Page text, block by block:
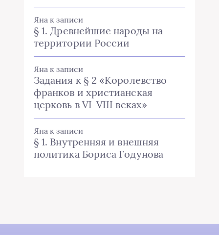
Яна к записи
§ 1. Древнейшие народы на
территории России
Яна к записи
Задания к § 2 «Королевство
франков и христианская
церковь в VI-VIII веках»
Яна к записи
§ 1. Внутренняя и внешняя
политика Бориса Годунова